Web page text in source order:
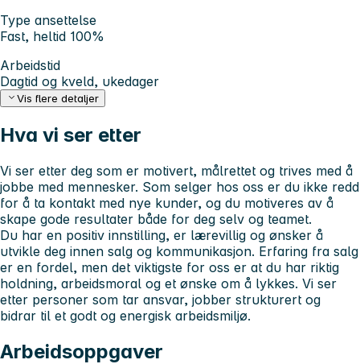
Type ansettelse
Fast, heltid 100%
Arbeidstid
Dagtid og kveld, ukedager
Vis flere detaljer
Hva vi ser etter
Vi ser etter deg som er motivert, målrettet og trives med å
jobbe med mennesker. Som selger hos oss er du ikke redd
for å ta kontakt med nye kunder, og du motiveres av å
skape gode resultater både for deg selv og teamet.
Du har en positiv innstilling, er lærevillig og ønsker å
utvikle deg innen salg og kommunikasjon. Erfaring fra salg
er en fordel, men det viktigste for oss er at du har riktig
holdning, arbeidsmoral og et ønske om å lykkes. Vi ser
etter personer som tar ansvar, jobber strukturert og
bidrar til et godt og energisk arbeidsmiljø.
Arbeidsoppgaver